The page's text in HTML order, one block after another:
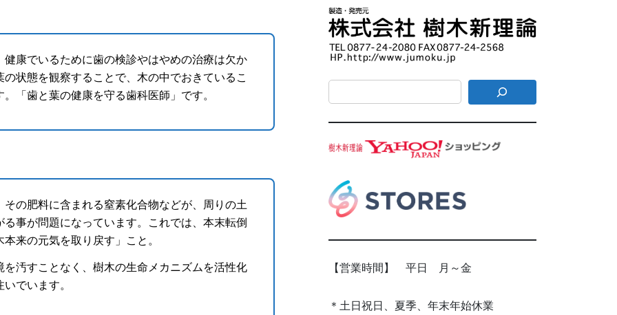
康でいるために歯の検診やはやめの治療は欠か
状態を観察することで、木の中でおきているこ
「歯と葉の健康を守る歯科医師」です。
の肥料に含まれる窒素化合物などが、周りの土
事が問題になっています。これでは、本末転倒
来の元気を取り戻す」こと。
汚すことなく、樹木の生命メカニズムを活性化
でいます。
【営業時間】 平日 月～金
＊土日祝日、夏季、年末年始休業